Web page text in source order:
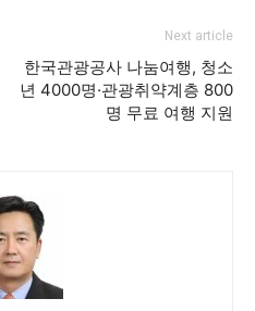
Next article
한국관광공사 나눔여행, 청소
년 4000명·관광취약계층 800
명 무료 여행 지원